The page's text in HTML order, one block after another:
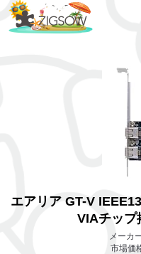
エアリア GT-V
VIAチップ
メーカ
市場価